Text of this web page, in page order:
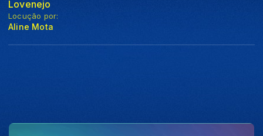
Lovenejo
Locução por:
Aline Mota